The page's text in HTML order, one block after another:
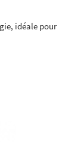
idéale pour